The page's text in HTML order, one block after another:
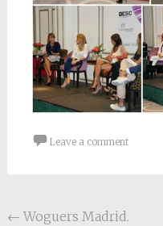
Leave a comment
← Woguers Madrid.